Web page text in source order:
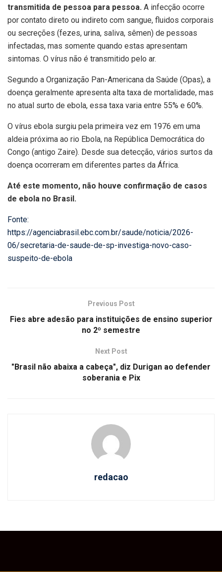
transmitida de pessoa para pessoa. A infecção ocorre
por contato direto ou indireto com sangue, fluidos corporais
ou secreções (fezes, urina, saliva, sêmen) de pessoas
infectadas, mas somente quando estas apresentam
sintomas. O vírus não é transmitido pelo ar.
Segundo a Organização Pan-Americana da Saúde (Opas), a
doença geralmente apresenta alta taxa de mortalidade, mas
no atual surto de ebola, essa taxa varia entre 55% e 60%.
O vírus ebola surgiu pela primeira vez em 1976 em uma
aldeia próxima ao rio Ebola, na República Democrática do
Congo (antigo Zaire). Desde sua detecção, vários surtos da
doença ocorreram em diferentes partes da África.
Até este momento, não houve confirmação de casos
de ebola no Brasil.
Fonte:
https://agenciabrasil.ebc.com.br/saude/noticia/2026-
06/secretaria-de-saude-de-sp-investiga-novo-caso-
suspeito-de-ebola
Previous Post
Fies abre adesão para instituições de ensino superior
no 2º semestre
Next Post
"Brasil não abaixa a cabeça", diz Durigan ao defender
soberania e Pix
redacao